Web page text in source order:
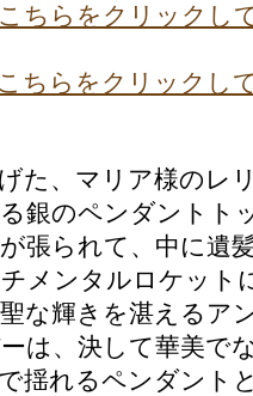
こちらをクリックし
ちらをクリックし
た、マリア様のレ
銀のペンダントト
張られて、中に遺
メンタルロケット
な輝きを湛えるア
は、決して華美で
揺れるペンダント